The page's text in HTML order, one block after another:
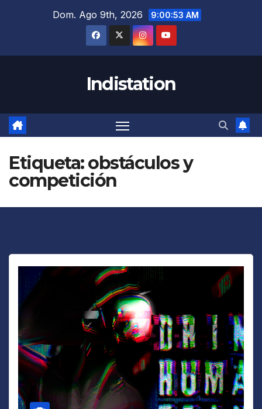
Dom. Ago 9th, 2026 9:00:53 AM
Indistation
Etiqueta:obstáculos y
competición